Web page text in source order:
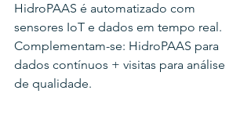
HidroPAAS é automatizado com
sensores IoT e dados em tempo real.
Complementam-se: HidroPAAS para
dados contínuos + visitas para análise
de qualidade.